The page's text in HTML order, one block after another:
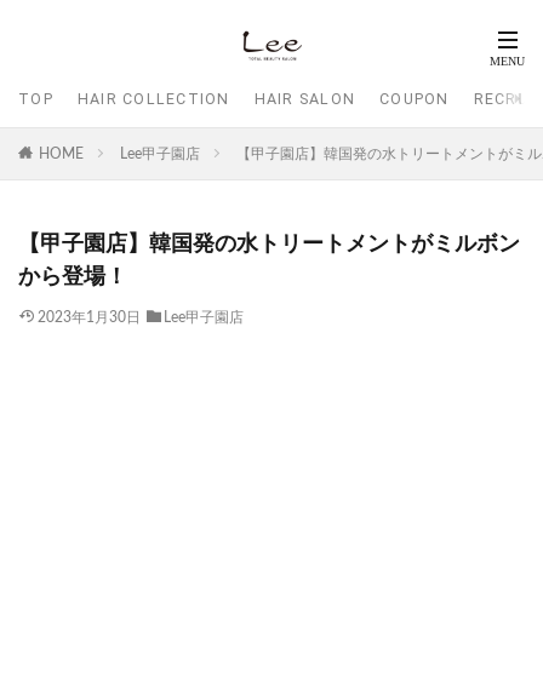
TOP HAIR COLLECTION HAIR SALON COUPON
HOME Lee甲子園店 【甲子園店】韓国発の水トリートメントがミ
【甲子園店】韓国発の水トリートメントがミルボン
から登場！
2023年1月30日 Lee甲子園店